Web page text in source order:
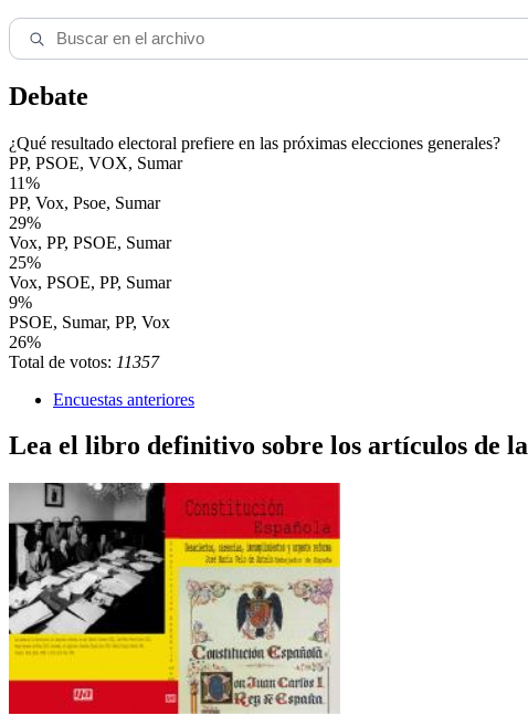
Debate
¿Qué resultado electoral prefiere en las próximas elecciones generales?
PP, PSOE, VOX, Sumar
11%
PP, Vox, Psoe, Sumar
29%
Vox, PP, PSOE, Sumar
25%
Vox, PSOE, PP, Sumar
9%
PSOE, Sumar, PP, Vox
26%
Total de votos: 11357
Encuestas anteriores
Lea el libro definitivo sobre los artículos de